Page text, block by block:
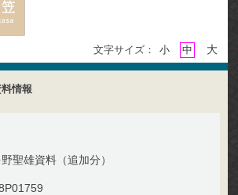
文字サイズ： 小 中 大
料情報
聖雄資料（追加分）